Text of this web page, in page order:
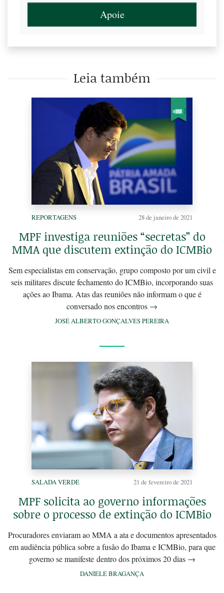
Apoie
Leia também
REPORTAGENS 28 de janeiro de 2021
MPF investiga reuniões “secretas” do
MMA que discutem extinção do ICMBio
Sem especialistas em conservação, grupo composto por um civil e
seis militares discute fechamento do ICMBio, incorporando suas
ações ao Ibama. Atas das reuniões não informam o que é
conversado nos encontros →
JOSÉ ALBERTO GONÇALVES PEREIRA
SALADA VERDE 21 de fevereiro de 2021
MPF solicita ao governo informações
sobre o processo de extinção do ICMBio
Procuradores enviaram ao MMA a ata e documentos apresentados
em audiência pública sobre a fusão do Ibama e ICMBio, para que
governo se manifeste dentro dos próximos 20 dias →
DANIELE BRAGANÇA